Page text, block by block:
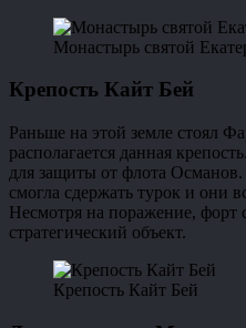
Монастырь святой
Крепость Кайт Бей
Раньше на этой земле стоял
располагается данная
для защиты от флота
смогла сдержать турок и они
Несмотря на поражение, форт
стратегический объект.
Крепость Кайт Бей